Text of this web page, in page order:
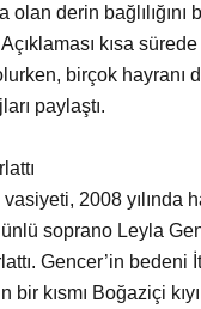
olan derin bağlılığını
kısa sürede
birçok hayranı
paylaştı.
2008 yılında
soprano Leyla
Gencer’in bedeni
bir kısmı Boğaziçi